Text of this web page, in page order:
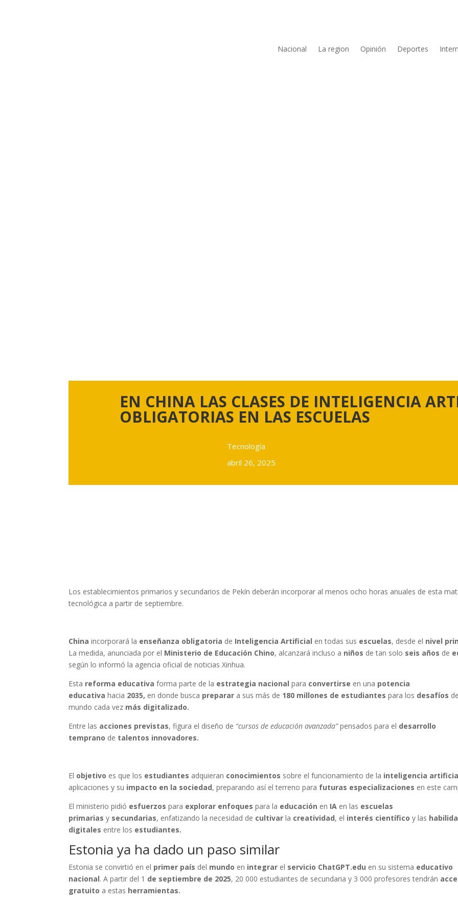
Nacional La region Opinión Deportes
EN CHINA LAS CLASES DE INTELIGENCIA
OBLIGATORIAS EN LAS ESCUELAS
Tecnología
abril 26, 2025
Los establecimientos primarios y secundarios de Pekín deberán incorporar al menos ocho horas anuales de esta
tecnológica a partir de septiembre.
China incorporará la enseñanza obligatoria de Inteligencia Artificial en todas sus escuelas, desde el nivel
La medida, anunciada por el Ministerio de Educación Chino, alcanzará incluso a niños de tan solo seis años de
según lo informó la agencia oficial de noticias Xinhua.
Esta reforma educativaforma parte de la estrategia nacional para convertirse en una potencia
educativahacia 2035, en donde busca preparar a sus más de 180 millones de estudiantespara los desafíos
mundo cada vez más digitalizado.
Entre las acciones previstas, figura el diseño de “cursos de educación avanzada”pensados para el desarrollo
temprano de talentos innovadores.
El objetivo es que los estudiantes adquieran conocimientos sobre el funcionamiento de la inteligencia
aplicaciones y su impacto en la sociedad, preparando así el terreno para futuras especializaciones en este
El ministerio pidió esfuerzos para explorar enfoquespara la educación en IA en las escuelas
primarias y secundarias, enfatizando la necesidad de cultivar la creatividad, el interés científicoy las
digitales entre los estudiantes.
Estonia ya ha dado un paso similar
Estonia se convirtió en el primer país del mundo en integrar el servicio ChatGPT.edu en su sistema educativo
nacional. A partir del 1 de septiembre de 2025, 20 000 estudiantes de secundaria y 3 000 profesores tendrán
gratuito a estas herramientas.